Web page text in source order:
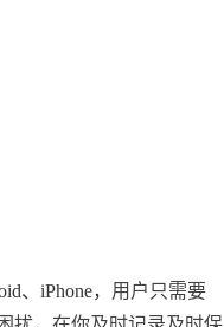
、iPhone， 用户只需要